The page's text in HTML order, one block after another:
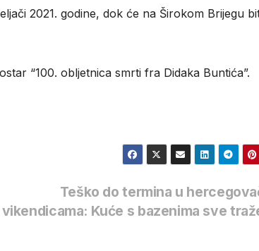
2021. godine, dok će na Širokom Brijegu
“100. obljetnica smrti fra Didaka Buntića”.
Teško do termina u
vikendicama: Kuće s bazenima sve